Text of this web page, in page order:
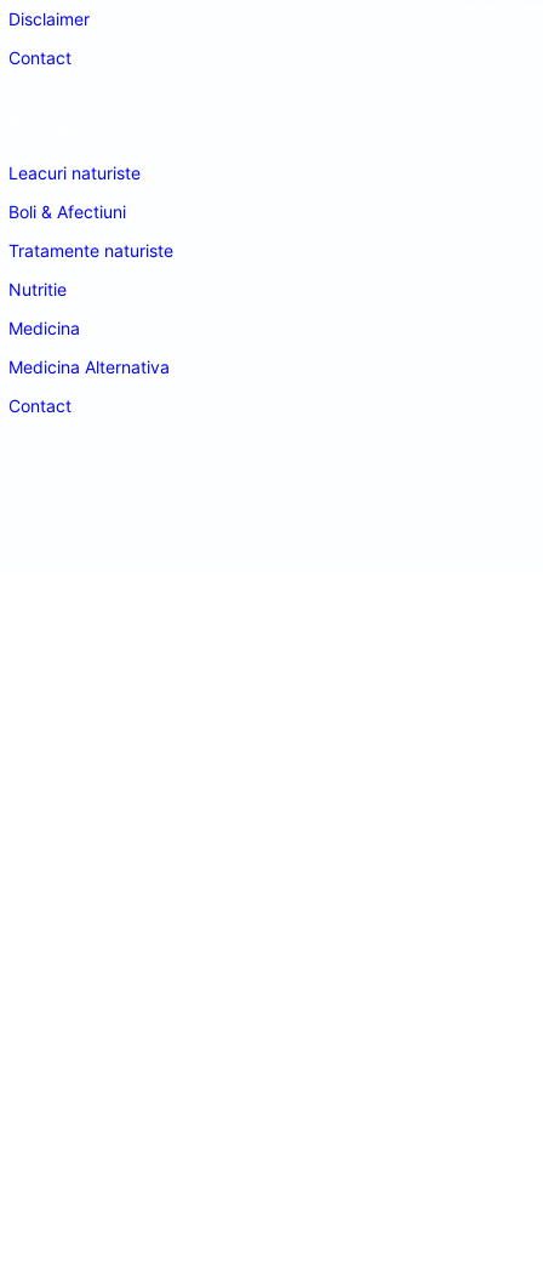
Disclaimer
Contact
Leacuri naturiste
Boli & Afectiuni
Tratamente naturiste
Nutritie
Medicina
Medicina Alternativa
Contact